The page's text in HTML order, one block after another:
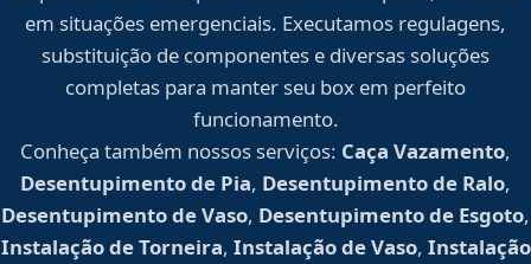
em situações emergenciais. Executamos regulagens,
substituição de componentes e diversas soluções
completas para manter seu box em perfeito
funcionamento.
Conheça também nossos serviços: Caça Vazamento,
Desentupimento de Pia, Desentupimento de Ralo,
Desentupimento de Vaso, Desentupimento de Esgoto,
Instalação de Torneira, Instalação de Vaso, Instalação